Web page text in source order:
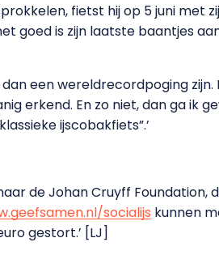
fietst hij op 5 juni met
goed is zijn laatste baantjes
een wereldrecordpoging
erkend. En zo niet, dan ga ik
ijscobakfiets”.’
de Johan Cruyff Foundation,
socialijs kunnen
gestort.’ [LJ]